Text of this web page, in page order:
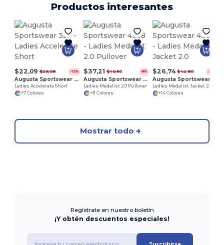
Productos interesantes
$22,09 $25,08 -12%
Augusta Sportswear 357
Ladies Accelerate Short
+7 Colores
$37,21 $40,50 -8%
Augusta Sportswear 4388
Ladies Medalist 2.0 Pullover
+11 Colores
$26,74 $42,80 -38%
Ladies Medalist Jacket 2.0
+14 Colores
Mostrar todo
Regístrate en nuestro boletín
¡Y obtén descuentos especiales!